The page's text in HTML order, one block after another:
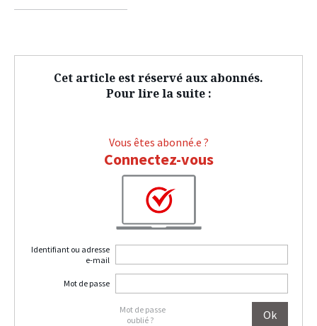
Cet article est réservé aux abonnés.
Pour lire la suite :
Vous êtes abonné.e ?
Connectez-vous
Identifiant ou adresse
e-mail
Mot de passe
Mot de passe
oublié ?